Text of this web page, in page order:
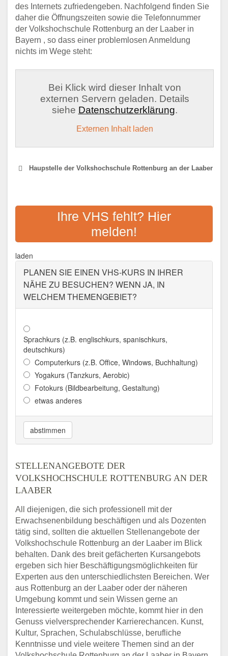
des Internets zufriedengeben. Nachfolgend finden Sie
daher die Öffnungszeiten sowie die Telefonnummer
der Volkshochschule Rottenburg an der Laaber in
Bayern , so dass einer problemlosen Anmeldung
nichts im Wege steht:
Bei Klick wird dieser Inhalt von
externen Servern geladen. Details
siehe Datenschutzerklärung.
Externen Inhalt laden
Haupstelle der Volkshochschule Rottenburg an der Laaber
VOLKSHOCHSCHULE
MAINBURG
Mitterweg 8, 84048 Mainburg
Aktualisiert: August 2021
Ihre VHS fehlt? Hier
melden!
laden
PLANEN SIE EINEN VHS-KURS IN IHRER
NÄHE ZU BESUCHEN? WENN JA, IN
WELCHEM THEMENGEBIET?
Sprachkurs (z.B. englischkurs, spanischkurs,
deutschkurs)
Computerkurs (z.B. Office, Windows, Buchhaltung)
Yogakurs (Tanzkurs, Aerobic)
Fotokurs (Bildbearbeitung, Gestaltung)
etwas anderes
abstimmen
STELLENANGEBOTE DER
VOLKSHOCHSCHULE ROTTENBURG AN DER
LAABER
All diejenigen, die sich professionell mit der
Erwachsenenbildung beschäftigen und als Dozenten
tätig sind, sollten die aktuellen Stellenangebote der
Volkshochschule Rottenburg an der Laaber im Blick
behalten. Dank des breit gefächerten Kursangebots
ergeben sich hier Beschäftigungsmöglichkeiten für
Experten aus den unterschiedlichsten Bereichen. Wer
aus Rottenburg an der Laaber oder der näheren
Umgebung kommt und sein Wissen gerne an
Interessierte weitergeben möchte, kommt hier in den
Genuss vielversprechender Karrierechancen. Kunst,
Kultur, Sprachen, Schulabschlüsse, berufliche
Kenntnisse und viele weitere Themen sind an der